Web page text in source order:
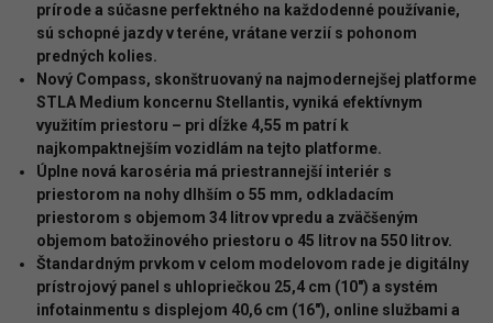
prírode a súčasne perfektného na každodenné používanie,
sú schopné jazdy v teréne, vrátane verzií s pohonom
predných kolies.
Nový Compass, skonštruovaný na najmodernejšej platforme
STLA Medium koncernu Stellantis, vyniká efektívnym
využitím priestoru – pri dĺžke 4,55 m patrí k
najkompaktnejším vozidlám na tejto platforme.
Úplne nová karoséria má priestrannejší interiér s
priestorom na nohy dlhším o 55 mm, odkladacím
priestorom s objemom 34 litrov vpredu a zväčšeným
objemom batožinového priestoru o 45 litrov na 550 litrov.
Štandardným prvkom v celom modelovom rade je digitálny
prístrojový panel s uhlopriečkou 25,4 cm (10") a systém
infotainmentu s displejom 40,6 cm (16"), online službami a